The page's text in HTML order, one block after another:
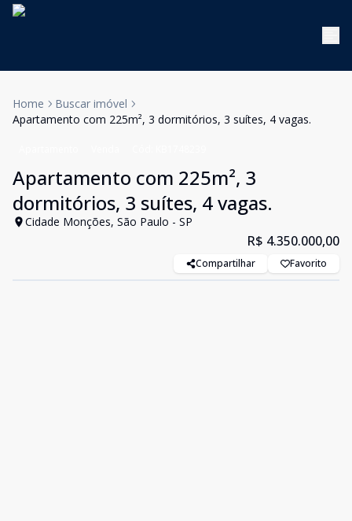
Home
Buscar imóvel
Apartamento com 225m², 3 dormitórios, 3 suítes, 4 vagas.
Apartamento com 225m², 3
dormitórios, 3 suítes, 4 vagas.
Cidade Monções, São Paulo - SP
R$ 4.350.000,00
Compartilhar Favorito